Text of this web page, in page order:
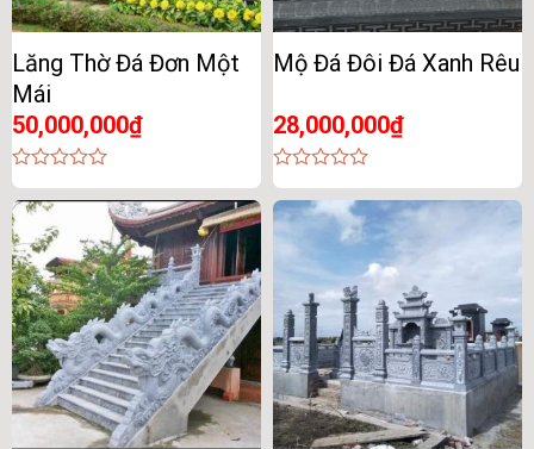
Lăng Thờ Đá Đơn Một
Mái
50,000,000₫
0
out
of
5
Mộ Đá Đôi Đá Xanh Rêu
28,000,000₫
0
out
of
5